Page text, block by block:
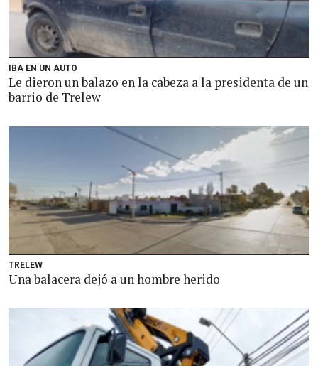
IBA EN UN AUTO
Le dieron un balazo en la cabeza a la presidenta de un
barrio de Trelew
TRELEW
Una balacera dejó a un hombre herido